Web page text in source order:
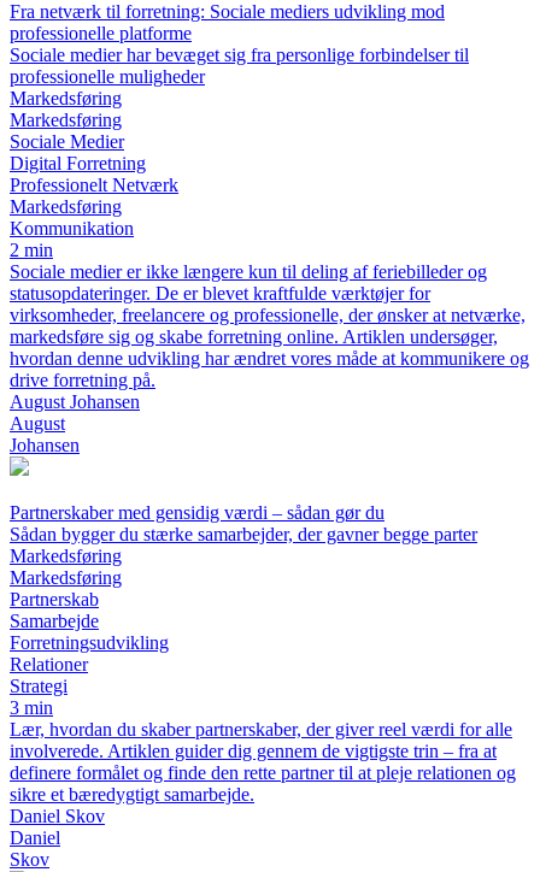
Fra netværk til forretning: Sociale mediers udvikling mod
professionelle platforme
Sociale medier har bevæget sig fra personlige forbindelser til
professionelle muligheder
Markedsføring
Markedsføring
Sociale Medier
Digital Forretning
Professionelt Netværk
Markedsføring
Kommunikation
2 min
Sociale medier er ikke længere kun til deling af feriebilleder og
statusopdateringer. De er blevet kraftfulde værktøjer for
virksomheder, freelancere og professionelle, der ønsker at netværke,
markedsføre sig og skabe forretning online. Artiklen undersøger,
hvordan denne udvikling har ændret vores måde at kommunikere og
drive forretning på.
August Johansen
August
Johansen
Partnerskaber med gensidig værdi – sådan gør du
Sådan bygger du stærke samarbejder, der gavner begge parter
Markedsføring
Markedsføring
Partnerskab
Samarbejde
Forretningsudvikling
Relationer
Strategi
3 min
Lær, hvordan du skaber partnerskaber, der giver reel værdi for alle
involverede. Artiklen guider dig gennem de vigtigste trin – fra at
definere formålet og finde den rette partner til at pleje relationen og
sikre et bæredygtigt samarbejde.
Daniel Skov
Daniel
Skov